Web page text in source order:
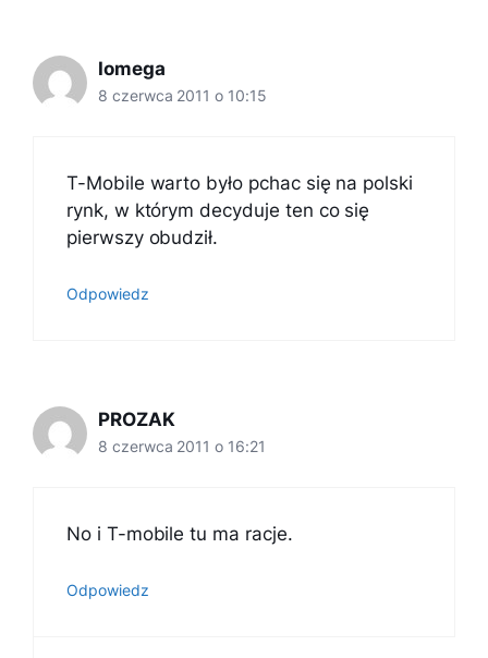
Iomega
8 czerwca 2011 o 10:15
T-Mobile warto było pchac się na polski
rynk, w którym decyduje ten co się
pierwszy obudził.
Odpowiedz
PROZAK
8 czerwca 2011 o 16:21
No i T-mobile tu ma racje.
Odpowiedz